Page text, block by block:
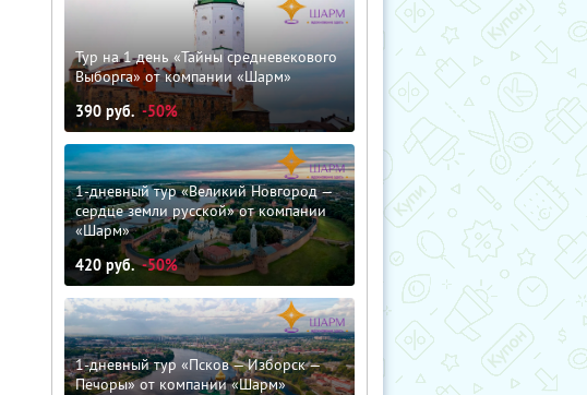
Тур на 1 день «Тайны средневекового
Выборга» от компании «Шарм»
390 руб. -50%
1-дневный тур «Великий Новгород —
сердце земли русской» от компании
«Шарм»
420 руб. -50%
1-дневный тур «Псков — Изборск —
Печоры» от компании «Шарм»